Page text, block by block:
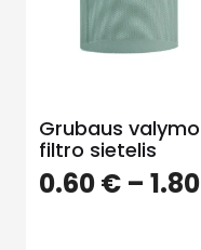
Grubaus valymo
filtro sietelis
0.60€ – 1.80